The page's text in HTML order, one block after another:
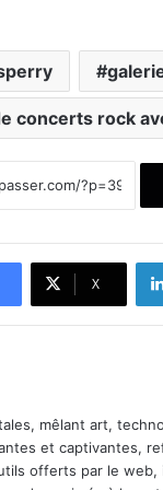
concerts rock
X
mêlant art,
et captivantes,
offerts par le